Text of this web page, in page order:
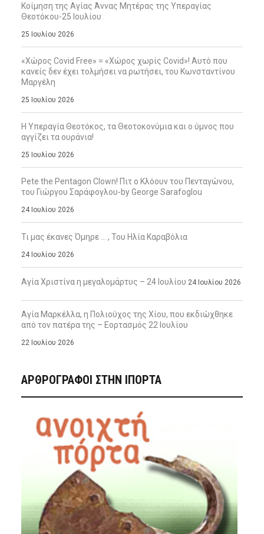
Κοίμηση της Αγίας Άννας Μητέρας της Υπεραγίας
Θεοτόκου-25 Ιουλίου
25 Ιουλίου 2026
«Χώρος Covid Free» = «Χώρος χωρίς Covid»! Αυτό που
κανείς δεν έχει τολμήσει να ρωτήσει, του Κωνσταντίνου
Μαργέλη
25 Ιουλίου 2026
Η Υπεραγία Θεοτόκος, τα Θεοτοκονύμια και ο ύμνος που
αγγίζει τα ουράνια!
25 Ιουλίου 2026
Pete the Pentagon Clown! Πιτ ο Κλόουν του Πενταγώνου,
του Γιώργου Σαράφογλου-by George Sarafoglou
24 Ιουλίου 2026
Τι μας έκανες Όμηρε … , Του Ηλία Καραβόλια
24 Ιουλίου 2026
Αγία Χριστίνα η μεγαλομάρτυς – 24 Ιουλίου 24 Ιουλίου 2026
Αγία Μαρκέλλα, η Πολιούχος της Χίου, που εκδιώχθηκε
από τον πατέρα της – Εορτασμός 22 Ιουλίου
22 Ιουλίου 2026
ΑΡΘΡΟΓΡΑΦΟΙ ΣΤΗΝ IΠΟΡΤΑ